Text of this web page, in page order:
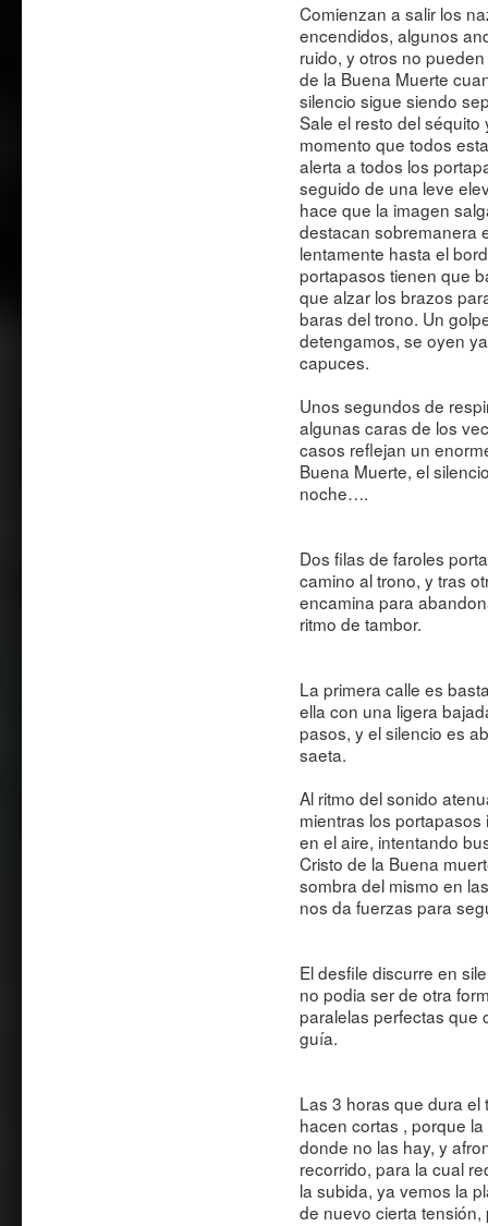
Comienzan a salir los
encendidos, algunos
ruido, y otros no
de la Buena Muerte
silencio sigue siendo
Sale el resto del
momento que todos
alerta a todos los
seguido de una leve
hace que la imagen
destacan sobremanera
lentamente hasta el
portapasos tienen que
que alzar los brazos
baras del trono. Un
detengamos, se oyen
capuces.
Unos segundos de
algunas caras de los
casos reflejan un
Buena Muerte, el
noche….
Dos filas de faroles
camino al trono, y tras
encamina para
ritmo de tambor.
La primera calle es
ella con una ligera
pasos, y el silencio es
saeta.
Al ritmo del sonido
mientras los
en el aire, intentando
Cristo de la Buena
sombra del mismo en
nos da fuerzas para
El desfile discurre en
no podia ser de otra
paralelas perfectas que
guía.
Las 3 horas que dura
hacen cortas , porque
donde no las hay, y
recorrido, para la cual
la subida, ya vemos la
de nuevo cierta